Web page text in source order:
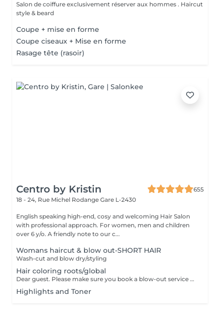
Salon de coiffure exclusivement réserver aux hommes . Haircut
style & beard
Coupe + mise en forme
Coupe ciseaux + Mise en forme
Rasage tête (rasoir)
Centro by Kristin
655
18 - 24, Rue Michel Rodange Gare L-2430
English speaking high-end, cosy and welcoming Hair Salon
with professional approach. For women, men and children
over 6 y/o. A friendly note to our c...
Womans haircut & blow out-SHORT HAIR
Wash-cut and blow dry/styling
Hair coloring roots/global
Dear guest. Please make sure you book a blow-out service after your color service, that is additional 30 minutes to the total service. Thank you for understanding. Team Centro
Highlights and Toner